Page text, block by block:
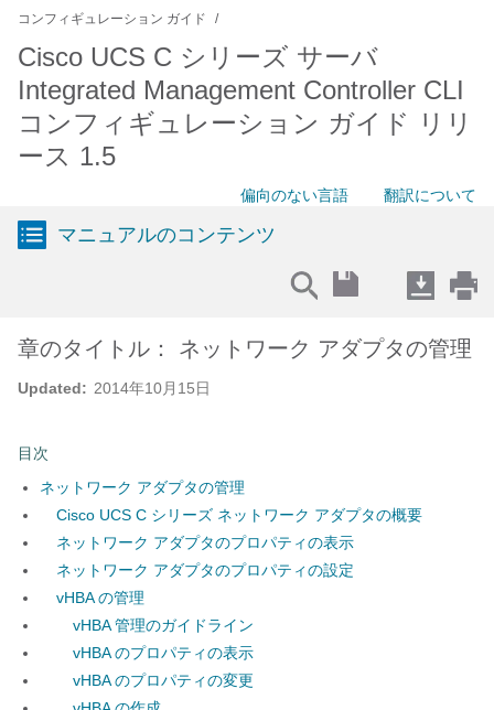
コンフィギュレーション ガイド
Cisco UCS C シリーズ サーバ
Integrated Management Controller CLI
コンフィギュレーション ガイド リリ
ース 1.5
偏向のない言語 翻訳について
マニュアルのコンテンツ
Updated: 2014年10月15日
章のタイトル： ネットワーク アダプタの管理
目次
ネットワーク アダプタの管理
Cisco UCS C シリーズ ネットワーク アダプタの概要
ネットワーク アダプタのプロパティの表示
ネットワーク アダプタのプロパティの設定
vHBA の管理
vHBA 管理のガイドライン
vHBA のプロパティの表示
vHBA のプロパティの変更